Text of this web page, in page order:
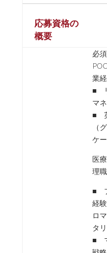
応募資格の
概要
必
業
■
マ
■
（
ケ
医
理
■
経
ロ
タ
■